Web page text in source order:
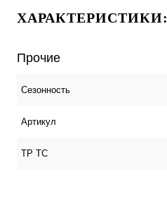
ХАРАКТЕРИСТИКИ:
Прочие
Сезонность
Артикул
ТР ТС